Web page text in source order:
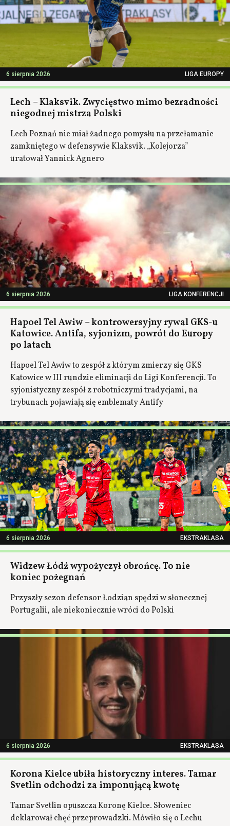
6 sierpnia 2026 LIGA EUROPY
Lech – Klaksvik. Zwycięstwo mimo bezradności
niegodnej mistrza Polski
Lech Poznań nie miał żadnego pomysłu na przełamanie
zamkniętego w defensywie Klaksvik. „Kolejorza”
uratował Yannick Agnero
6 sierpnia 2026 LIGA KONFERENCJI
Hapoel Tel Awiw – kontrowersyjny rywal GKS-u
Katowice. Antifa, syjonizm, powrót do Europy
po latach
Hapoel Tel Awiw to zespół z którym zmierzy się GKS
Katowice w III rundzie eliminacji do Ligi Konferencji. To
syjonistyczny zespół z robotniczymi tradycjami, na
trybunach pojawiają się emblematy Antify
6 sierpnia 2026 EKSTRAKLASA
Widzew Łódź wypożyczył obrońcę. To nie
koniec pożegnań
Przyszły sezon defensor Łodzian spędzi w słonecznej
Portugalii, ale niekoniecznie wróci do Polski
6 sierpnia 2026 EKSTRAKLASA
Korona Kielce ubiła historyczny interes. Tamar
Svetlin odchodzi za imponującą kwotę
Tamar Svetlin opuszcza Koronę Kielce. Słoweniec
deklarował chęć przeprowadzki. Mówiło się o Lechu